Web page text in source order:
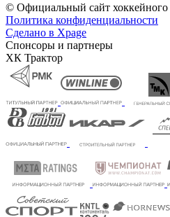
© Официальный сайт хоккейного
Политика конфиденциальности
Сделано в Xpage
Спонсоры и партнеры
ХК Трактор